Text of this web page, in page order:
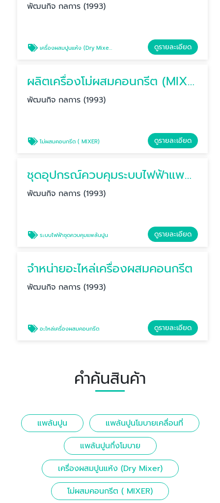
พัฒนกิจ กลการ (1993)
เครื่องผสมปูนแห้ง (Dry Mixer) ดูรายละเอียด
ผลิตเครื่องโม่ผสมคอนกรีต (MIXER)
พัฒนกิจ กลการ (1993)
โม่ผสมคอนกรีต ( MIXER) ดูรายละเอียด
ชุดอุปกรณ์ควบคุมระบบไฟฟ้าแพล้นปูน
พัฒนกิจ กลการ (1993)
ระบบไฟฟ้าชุดควบคุมแพล้นปูน ดูรายละเอียด
จำหน่ายอะไหล่เครื่องผสมคอนกรีต
พัฒนกิจ กลการ (1993)
อะไหล่เครื่องผสมคอนกรีต ดูรายละเอียด
คำค้นสินค้า
แพล้นปูน
แพล้นปูนโมบายเคลื่อนที่
แพล้นปูนกึ่งโมบาย
เครื่องผสมปูนแห้ง (Dry Mixer)
โม่ผสมคอนกรีต ( MIXER)